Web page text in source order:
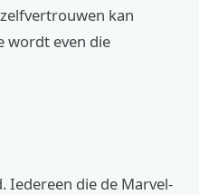
kan
wordt even die
Iedereen die de Marvel-